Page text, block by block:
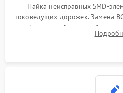
Пайка неисправных SMD-
токоведущих дорожек. Замена
инфракрасной паяльной
BIOS или замена